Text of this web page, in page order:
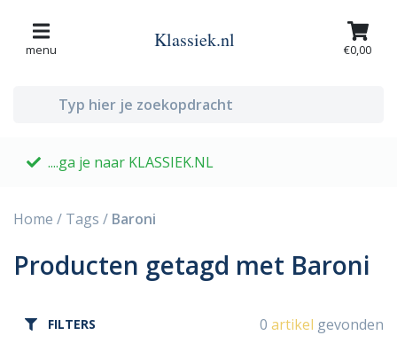
menu Klassiek.nl €0,00
....ga je naar KLASSIEK.NL
Home / Tags / Baroni
Producten getagd met Baroni
FILTERS 0 artikel gevonden